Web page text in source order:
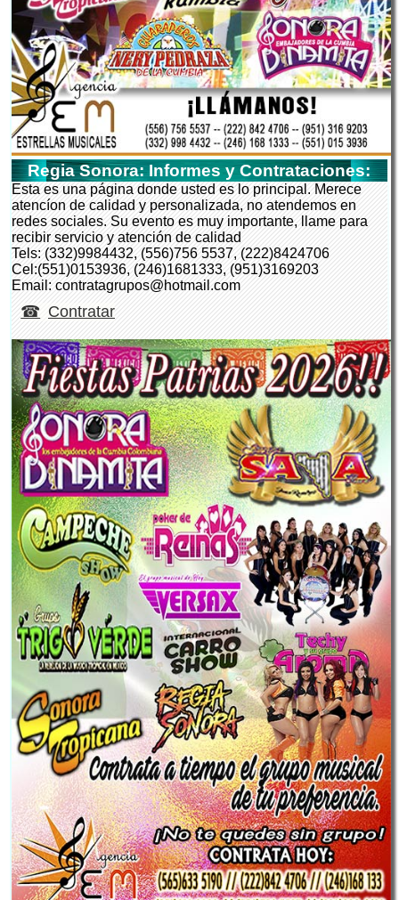
Regia Sonora: Informes y Contrataciones:
Esta es una página donde usted es lo principal. Merece
atencíon de calidad y personalizada, no atendemos en
redes sociales. Su evento es muy importante, llame para
recibir servicio y atención de calidad
Tels: (332)9984432, (556)756 5537, (222)8424706
Cel:(551)0153936, (246)1681333, (951)3169203
Email: contratagrupos@hotmail.com
Contratar